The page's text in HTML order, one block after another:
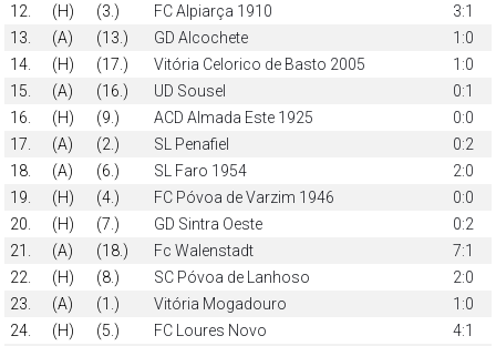
12.
(H) (3.) FC Alpiarça 1910
3:1
13.
(A) (13.) GD Alcochete
1:0
14.
(H) (17.) Vitória Celorico de Basto 2005
1:0
15.
(A) (16.) UD Sousel
0:1
16.
(H) (9.) ACD Almada Este 1925
0:0
17.
(A) (2.) SL Penafiel
0:2
18.
(A) (6.) SL Faro 1954
2:0
19.
(H) (4.) FC Póvoa de Varzim 1946
0:0
20.
(H) (7.) GD Sintra Oeste
0:2
21.
(A) (18.) Fc Walenstadt
7:1
22.
(H) (8.) SC Póvoa de Lanhoso
2:0
23.
(A) (1.) Vitória Mogadouro
1:0
24.
(H) (5.) FC Loures Novo
4:1